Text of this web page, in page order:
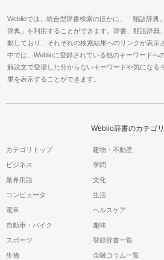
Weblioでは、統合型辞書検索のほかに、「類語辞典
辞典」を利用することができます。辞書、類語辞典
動しており、それぞれの検索結果へのリンクが表示
中では、Weblioに登録されている他のキーワードへ
解説文で登場した分からないキーワードや気になる
果を表示することができます。
Weblio辞書のカテゴ
カテゴリトップ 建物・不動産
ビジネス 学問
業界用語 文化
コンピュータ 生活
電車 ヘルスケア
自動車・バイク 趣味
スポーツ 登録辞書一覧
生物 金融コラム一覧